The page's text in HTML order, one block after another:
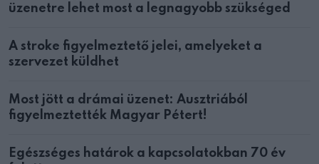
üzenetre lehet most a legnagyobb szükséged
A stroke figyelmeztető jelei, amelyeket a
szervezet küldhet
Most jött a drámai üzenet: Ausztriából
figyelmeztették Magyar Pétert!
Egészséges határok a kapcsolatokban 70 év